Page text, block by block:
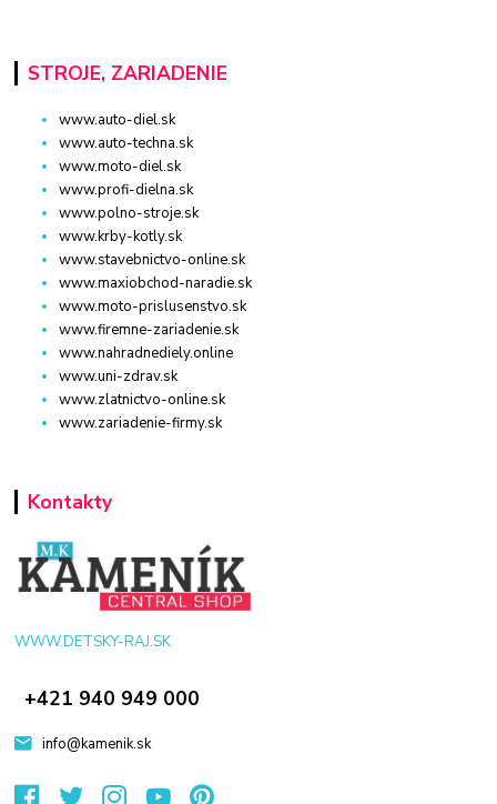
STROJE, ZARIADENIE
www.auto-diel.sk
www.auto-techna.sk
www.moto-diel.sk
www.profi-dielna.sk
www.polno-stroje.sk
www.krby-kotly.sk
www.stavebnictvo-online.sk
www.maxiobchod-naradie.sk
www.moto-prislusenstvo.sk
www.firemne-zariadenie.sk
www.nahradnediely.online
www.uni-zdrav.sk
www.zlatnictvo-online.sk
www.zariadenie-firmy.sk
Kontakty
WWW.DETSKY-RAJ.SK
+421 940 949 000
info@kamenik.sk